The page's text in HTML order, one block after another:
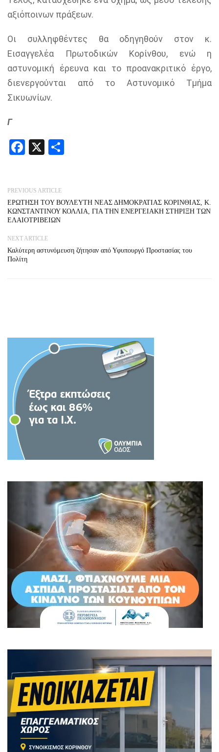
αξιόποινων πράξεων.
Οι συλληφθέντες θα οδηγηθούν στον κ.
Εισαγγελέα Πρωτοδικών Κορίνθου, ενώ η
αστυνομική έρευνα και το προανακριτικό έργο,
διενεργούνται από το Αστυνομικό Τμήμα
Σικυωνίων.
Γ
Facebook
X
PREVIOUS ARTICLE
ΕΡΩΤΗΣΗ ΤOY ΒΟΥΛΕΥΤΗ ΝΕΑΣ ΔΗΜΟΚΡΑΤΙΑΣ ΚΟΡΙΝΘΙΑΣ, Κ.
ΚΩΝΣΤΑΝΤΙΝΟΥ ΚΟΛΛΙΑ, ΓΙΑ ΤΗΝ ΕΝΕΡΓΕΙΑΚΗ ΣΤΗΡΙΞΗ ΤΩΝ
ΕΛΑΙΟΤΡΙΒΕΙΩΝ
NEXT ARTICLE
Καλύτερη αστυνόμευση ζήτησαν από Υφυπουργό Προστασίας του
Πολίτη